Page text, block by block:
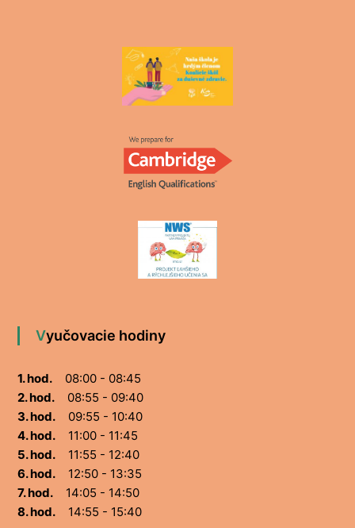
Vyučovacie hodiny
1. hod.08:00 - 08:45
2. hod.08:55 - 09:40
3. hod.09:55 - 10:40
4. hod.11:00 - 11:45
5. hod.11:55 - 12:40
6. hod.12:50 - 13:35
7. hod.14:05 - 14:50
8. hod.14:55 - 15:40